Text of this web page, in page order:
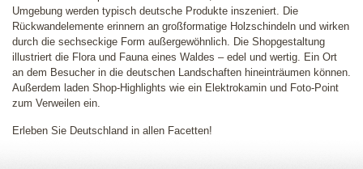
Umgebung werden typisch deutsche Produkte inszeniert. Die
Rückwandelemente erinnern an großformatige Holzschindeln und wirken
durch die sechseckige Form außergewöhnlich. Die Shopgestaltung
illustriert die Flora und Fauna eines Waldes – edel und wertig. Ein Ort
an dem Besucher in die deutschen Landschaften hineinträumen können.
Außerdem laden Shop-Highlights wie ein Elektrokamin und Foto-Point
zum Verweilen ein.
Erleben Sie Deutschland in allen Facetten!